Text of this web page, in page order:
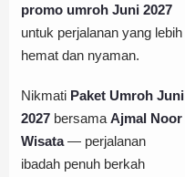
promo umroh Juni 2027
untuk perjalanan yang lebih
hemat dan nyaman.
Nikmati Paket Umroh Juni
2027 bersama Ajmal Noor
Wisata— perjalanan
ibadah penuh berkah